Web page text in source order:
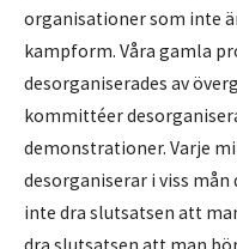
organisationer som inte
kampform. Våra gamla
desorganiserades av
kommittéer
demonstrationer. Varje
desorganiserar i viss mån
inte dra slutsatsen att